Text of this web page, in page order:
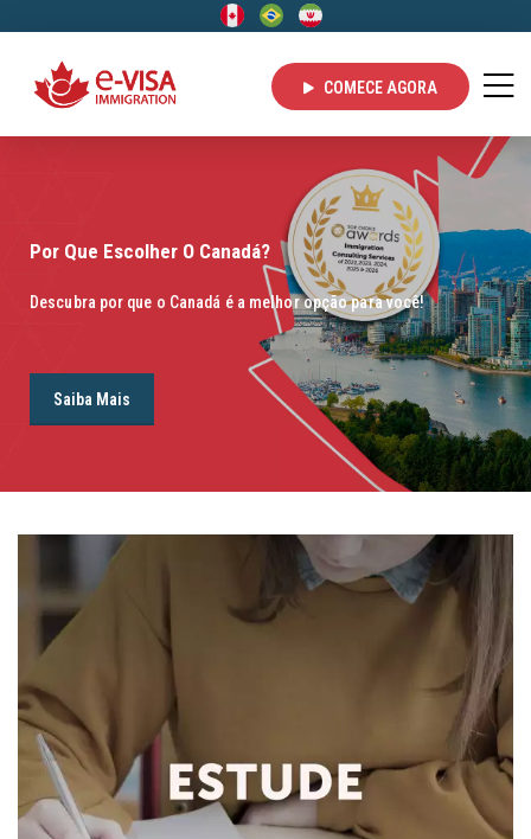
COMECE AGORA
Por Que Escolher O Canadá?
Descubra por que o Canadá é a melhor opção para você!
Saiba Mais